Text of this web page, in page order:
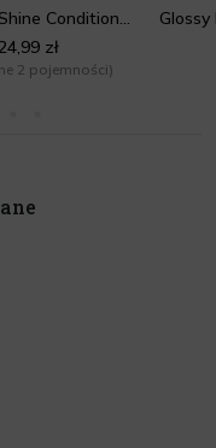
Repair & Shine Conditioner
zł
2 pojemności)